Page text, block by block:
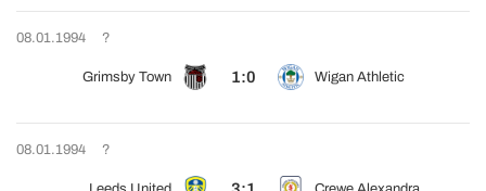
08.01.1994 ?
Grimsby Town 1:0 Wigan Athletic
08.01.1994 ?